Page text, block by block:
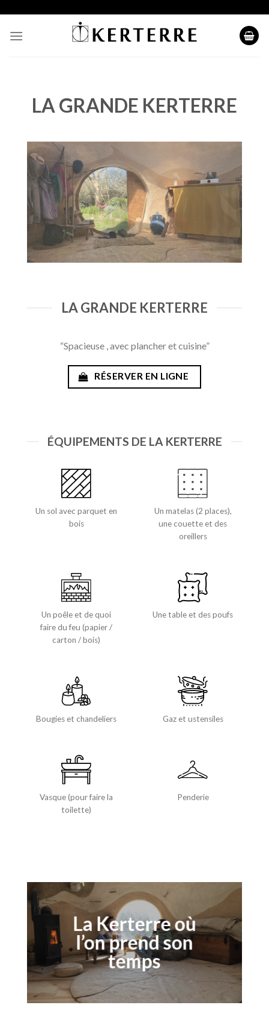
content
LA GRANDE KERTERRE
LA GRANDE KERTERRE
“Spacieuse , avec plancher et cuisine”
RÉSERVER EN LIGNE
ÉQUIPEMENTS DE LA KERTERRE
Un sol avec parquet en
bois
Un matelas (2 places),
une couette et des
oreillers
Un poêle et de quoi
faire du feu (papier /
carton / bois)
Une table et des poufs
Bougies et chandeliers Gaz et ustensiles
Vasque (pour faire la
toilette)
Penderie
La Kerterre où
l’on prend son
temps